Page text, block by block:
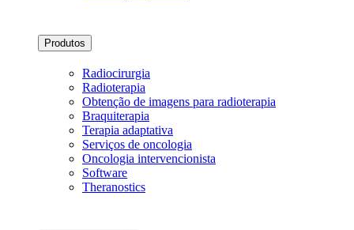
Produtos
Radiocirurgia
Radioterapia
Obtenção de imagens para radioterapia
Braquiterapia
Terapia adaptativa
Serviços de oncologia
Oncologia intervencionista
Software
Theranostics